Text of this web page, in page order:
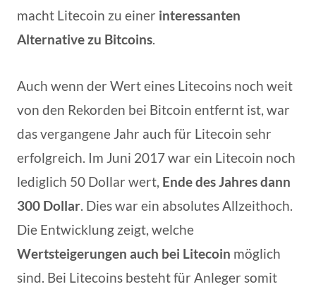
macht Litecoin zu einer interessanten
Alternative zu Bitcoins.
Auch wenn der Wert eines Litecoins noch weit
von den Rekorden bei Bitcoin entfernt ist, war
das vergangene Jahr auch für Litecoin sehr
erfolgreich. Im Juni 2017 war ein Litecoin noch
lediglich 50 Dollar wert, Ende des Jahres dann
300 Dollar. Dies war ein absolutes Allzeithoch.
Die Entwicklung zeigt, welche
Wertsteigerungen auch bei Litecoin möglich
sind. Bei Litecoins besteht für Anleger somit